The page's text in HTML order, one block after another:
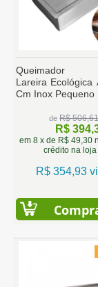
Queimador
Lareira Ecológica
Cm Inox Pequeno
deR$
R$
em 8 x de R$ 49,30
crédito na
R$ 354,93